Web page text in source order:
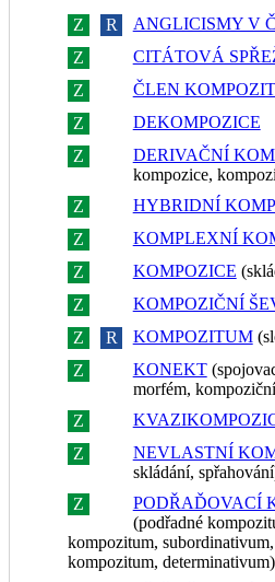
Z R
ANGLICISMY V
Z
CITÁTOVÁ
Z
ČLEN
Z
DEKOMPOZICE
Z
DERIVAČNÍ
kompozice,
Z
HYBRIDNÍ
Z
KOMPLEXNÍ
Z
KOMPOZICE
Z
KOMPOZIČNÍ
Z
R KOMPOZITUM
Z
KONEKT
morfém,
Z
Z
NEVLASTNÍ
skládání,
Z
PODŘAĎOVACÍ
(podřadné
kompozitum,
kompozitum, determinativum)